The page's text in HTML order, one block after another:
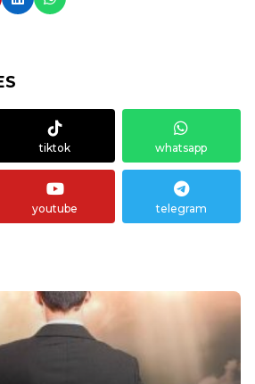
tiktok whatsapp
youtube telegram